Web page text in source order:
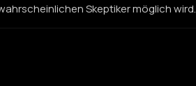
Skeptiker möglich wird.